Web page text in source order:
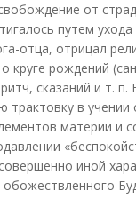
от
путем
отца, отрицал
круге рождений
сказаний и т.
трактовку в
материи и
иной